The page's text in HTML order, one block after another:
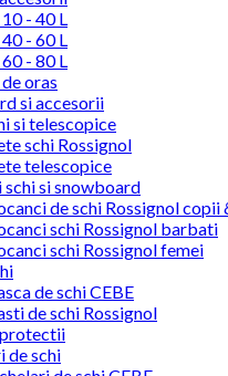
- 40 L
- 60 L
- 80 L
oras
si accesorii
si telescopice
schi Rossignol
telescopice
schi si snowboard
de schi Rossignol copii
schi Rossignol barbati
schi Rossignol femei
de schi CEBE
de schi Rossignol
de schi